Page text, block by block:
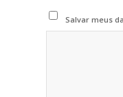
Salvar meus